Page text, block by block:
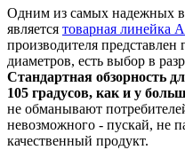
Одним из самых надежных
является товарная линейка
производителя
диаметров, есть выбор в
Стандартная обзорность
105 градусов, как и у
не обманывают
невозможного - пускай, не
качественный продукт.